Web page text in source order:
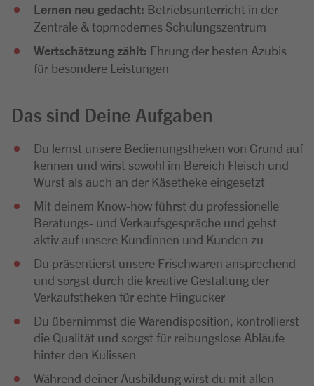
Lernen neu gedacht: Betriebsunterricht in der
Zentrale & topmodernes Schulungszentrum
Wertschätzung zählt: Ehrung der besten Azubis
für besondere Leistungen
Das sind Deine Aufgaben
Du lernst unsere Bedienungstheken von Grund auf
kennen und wirst sowohl im Bereich Fleisch und
Wurst als auch an der Käsetheke eingesetzt
Mit deinem Know-how führst du professionelle
Beratungs- und Verkaufsgespräche und gehst
aktiv auf unsere Kundinnen und Kunden zu
Du präsentierst unsere Frischwaren ansprechend
und sorgst durch die kreative Gestaltung der
Verkaufstheken für echte Hingucker
Du übernimmst die Warendisposition, kontrollierst
die Qualität und sorgst für reibungslose Abläufe
hinter den Kulissen
Während deiner Ausbildung wirst du mit allen